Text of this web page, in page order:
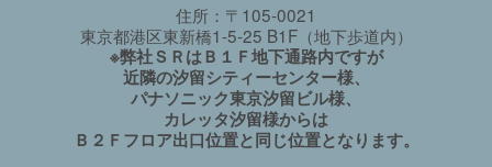
住所：〒105-0021
東京都港区東新橋1-5-25 B1F（地下歩道内）
※弊社ＳＲはＢ１Ｆ地下通路内ですが
近隣の汐留シティーセンター様、
パナソニック東京汐留ビル様、
カレッタ汐留様からは
Ｂ２Ｆフロア出口位置と同じ位置となります。